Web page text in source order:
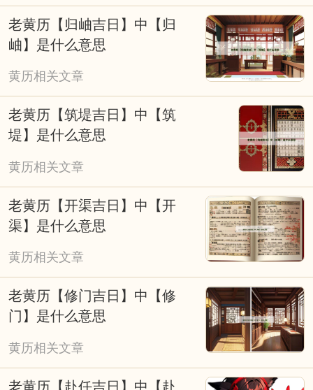
老黄历【归岫吉日】中【归
岫】是什么意思
黄历相关文章
老黄历【筑堤吉日】中【筑
堤】是什么意思
黄历相关文章
老黄历【开渠吉日】中【开
渠】是什么意思
黄历相关文章
老黄历【修门吉日】中【修
门】是什么意思
黄历相关文章
老黄历【赴任吉日】中【赴